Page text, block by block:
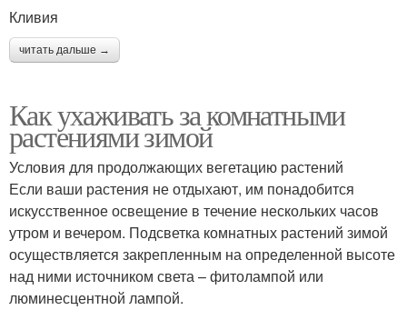
Кливия
читать дальше →
Как ухаживать за комнатными
растениями зимой
Условия для продолжающих вегетацию растений
Если ваши растения не отдыхают, им понадобится
искусственное освещение в течение нескольких часов
утром и вечером. Подсветка комнатных растений зимой
осуществляется закрепленным на определенной высоте
над ними источником света – фитолампой или
люминесцентной лампой.